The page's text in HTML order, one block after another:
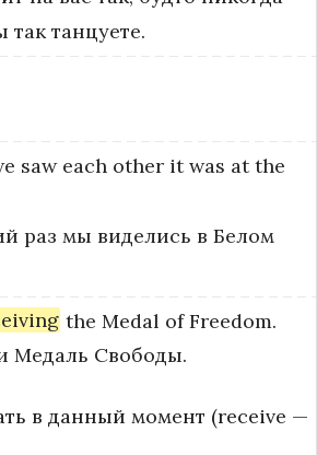
так танцуете.
saw each other it was at the
раз мы виделись в Белом
the Medal of Freedom.
Медаль Свободы.
в данный момент (receive —